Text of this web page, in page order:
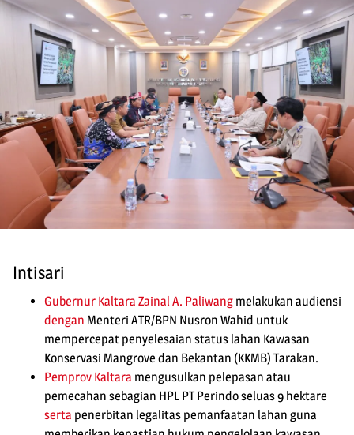
Intisari
Gubernur Kaltara Zainal A. Paliwang melakukan audiensi
dengan Menteri ATR/BPN Nusron Wahid untuk
mempercepat penyelesaian status lahan Kawasan
Konservasi Mangrove dan Bekantan (KKMB) Tarakan.
Pemprov Kaltara mengusulkan pelepasan atau
pemecahan sebagian HPL PT Perindo seluas 9 hektare
serta penerbitan legalitas pemanfaatan lahan guna